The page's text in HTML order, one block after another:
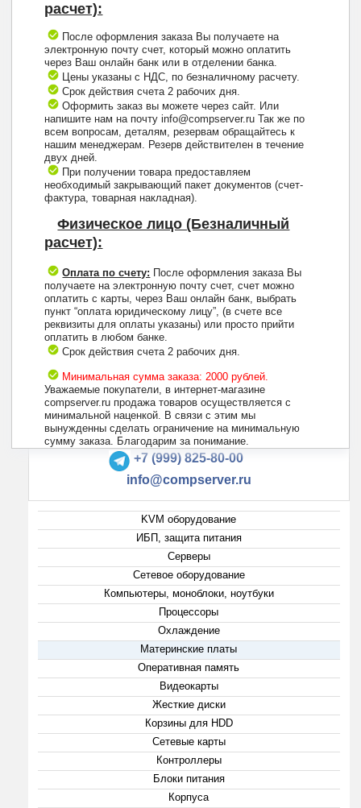
расчет):
После оформления заказа Вы получаете на
электронную почту счет, который можно оплатить
через Ваш онлайн банк или в отделении банка.
Цены указаны с НДС, по безналичному расчету.
Срок действия счета 2 рабочих дня.
Оформить заказ вы можете через сайт. Или
напишите нам на почту info@compserver.ru Так же по
всем вопросам, деталям, резервам обращайтесь к
нашим менеджерам. Резерв действителен в течение
двух дней.
При получении товара предоставляем
необходимый закрывающий пакет документов (счет-
фактура, товарная накладная).
Физическое лицо (Безналичный
расчет):
Оплата по счету: После оформления заказа Вы
получаете на электронную почту счет, счет можно
оплатить с карты, через Ваш онлайн банк, выбрать
пункт “оплата юридическому лицу”, (в счете все
реквизиты для оплаты указаны) или просто прийти
оплатить в любом банке.
Срок действия счета 2 рабочих дня.
Минимальная сумма заказа: 2000 рублей.
Уважаемые покупатели, в интернет-магазине
compserver.ru продажа товаров осуществляется с
минимальной наценкой. В связи с этим мы
вынужденны сделать ограничение на минимальную
сумму заказа. Благодарим за понимание.
+7 (495) 223-13-47
+7 (999) 825-80-00
info@compserver.ru
KVM оборудование
ИБП, защита питания
Серверы
Сетевое оборудование
Компьютеры, моноблоки, ноутбуки
Процессоры
Охлаждение
Материнские платы
Оперативная память
Видеокарты
Жесткие диски
Корзины для HDD
Сетевые карты
Контроллеры
Блоки питания
Корпуса